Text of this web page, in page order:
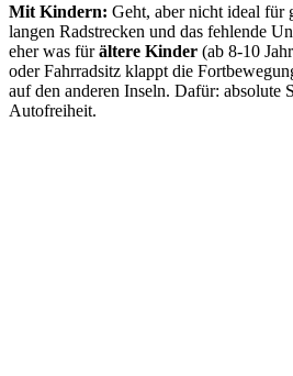
Mit Kindern: Geht, aber nicht ideal für
langen Radstrecken und das fehlende
eher was fürältere Kinder (ab 8-10
oder Fahrradsitz klappt die
auf den anderen Inseln. Dafür: absolute
Autofreiheit.